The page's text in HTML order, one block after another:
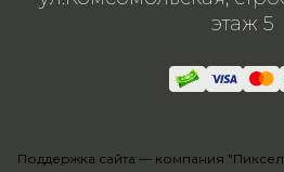
этаж 5
Поддержка сайта — компания